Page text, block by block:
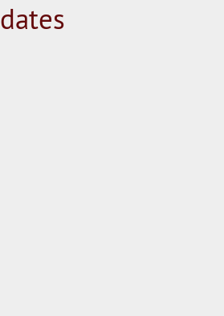
dates